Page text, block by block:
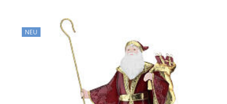
NEU